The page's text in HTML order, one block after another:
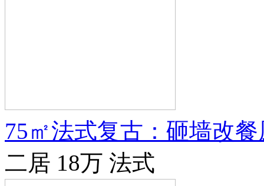
75㎡法式复古：砸墙改
二居 18万 法式